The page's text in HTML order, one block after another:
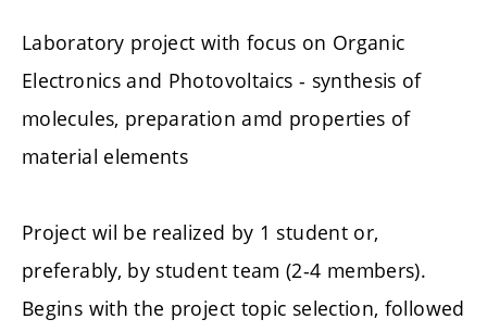
Laboratory project with focus on Organic
Electronics and Photovoltaics - synthesis of
molecules, preparation amd properties of
material elements
Project wil be realized by 1 student or,
preferably, by student team (2-4 members).
Begins with the project topic selection, followed